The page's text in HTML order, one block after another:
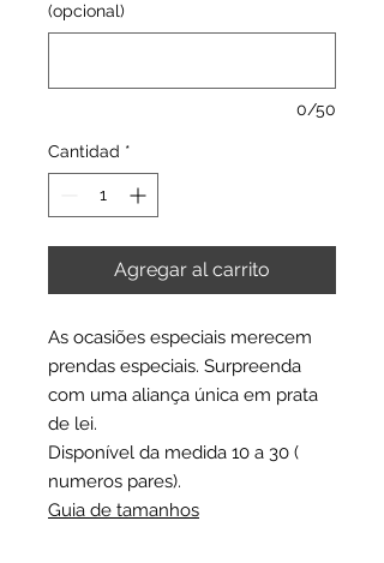
(opcional)
0/50
Cantidad *
Agregar al carrito
As ocasiões especiais merecem
prendas especiais. Surpreenda
com uma aliança única em prata
de lei.
Disponível da medida 10 a 30 (
numeros pares).
Guia de tamanhos